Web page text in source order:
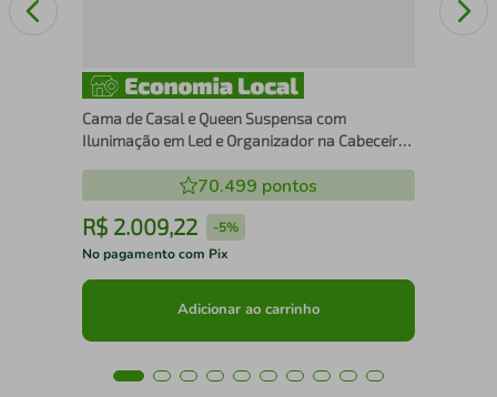
Cama de Casal e Queen Suspensa com
Ilunimação em Led e Organizador na Cabeceira
70.499 pontos
R$ 2.009,22 -5%
No pagamento com Pix
Adicionar ao carrinho